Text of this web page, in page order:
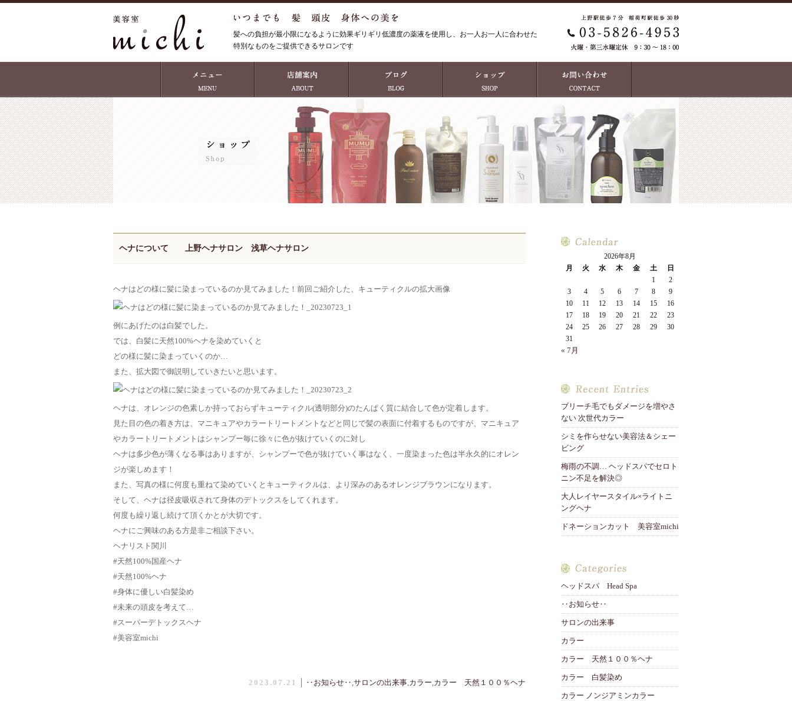
髪への負担が最小限になるように効果ギリギリ低濃度の薬液を使用し、お一人お一人に合わせた
特別なものをご提供できるサロンです
ヘナについて 上野ヘナサロン 浅草ヘナサロン
ヘナはどの様に髪に染まっているのか見てみました！前回ご紹介した、キューティクルの拡大画像
例にあげたのは白髪でした。
では、白髪に天然100%ヘナを染めていくと
どの様に髪に染まっていくのか…
また、拡大図で御説明していきたいと思います。
ヘナは、オレンジの色素しか持っておらずキューティクル(透明部分)のたんぱく質に結合して色が定着します。
見た目の色の着き方は、マニキュアやカラートリートメントなどと同じで髪の表面に付着するものですが、マニキュア
やカラートリートメントはシャンプー毎に徐々に色が抜けていくのに対し
ヘナは多少色が薄くなる事はありますが、シャンプーで色が抜けていく事はなく、一度染まった色は半永久的にオレン
ジが楽しめます！
また、写真の様に何度も重ねて染めていくとキューティクルは、より深みのあるオレンジブラウンになります。
そして、ヘナは径皮吸収されて身体のデトックスをしてくれます。
何度も繰り返し続けて頂くかとが大切です。
ヘナにご興味のある方是非ご相談下さい。
ヘナリスト関川
#天然100%国産ヘナ
#天然100%ヘナ
#身体に優しい白髪染め
#未来の頭皮を考えて…
#スーパーデトックスヘナ
#美容室michi
2023.07.21 ‥お知らせ‥ ,サロンの出来事,カラー,カラー 天然１００％ヘナ
2026年8月
月
火 水 木 金 土
日
1
2
3
4 5 6 7 8
9
10
11 12 13 14 15
16
17
18 19 20 21 22
23
24
25 26 27 28 29
30
31
« 7月
ブリーチ毛でもダメージを増やさ
ない 次世代カラー
シミを作らせない美容法＆シェー
ビング
梅雨の不調… ヘッドスパでセロト
ニン不足を解決◎
大人レイヤースタイル×ライトニ
ングヘナ
ドネーションカット 美容室michi
ヘッドスパ Head Spa
‥お知らせ‥
サロンの出来事
カラー
カラー 天然１００％ヘナ
カラー 白髪染め
カラー ノンジアミンカラー